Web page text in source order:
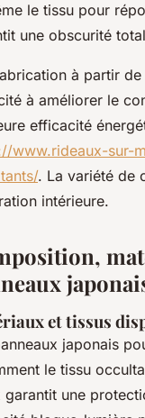
le tissu pour
une obscurité
à partir
à améliorer le
efficacité
www.rideaux-sur-
. La variété de
intérieure.
et tissus
japonais
le tissu
garantit une